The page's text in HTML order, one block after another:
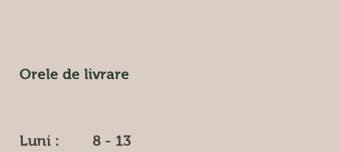
Orele de livrare
Luni : 8 - 13